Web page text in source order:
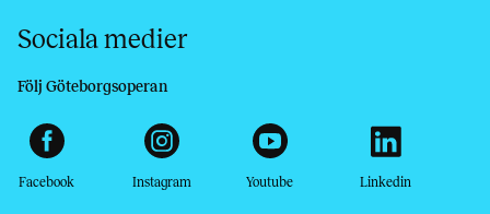
Sociala medier
Följ Göteborgsoperan
Facebook Instagram Youtube Linkedin